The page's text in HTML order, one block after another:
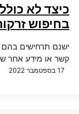
כיצד לא
בחיפוש
ישנם תרחישים בהם
קשר או מידע אחר
17 בספטמבר 2022